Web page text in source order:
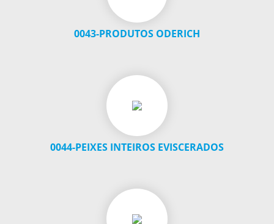
0043-PRODUTOS ODERICH
0044-PEIXES INTEIROS EVISCERADOS